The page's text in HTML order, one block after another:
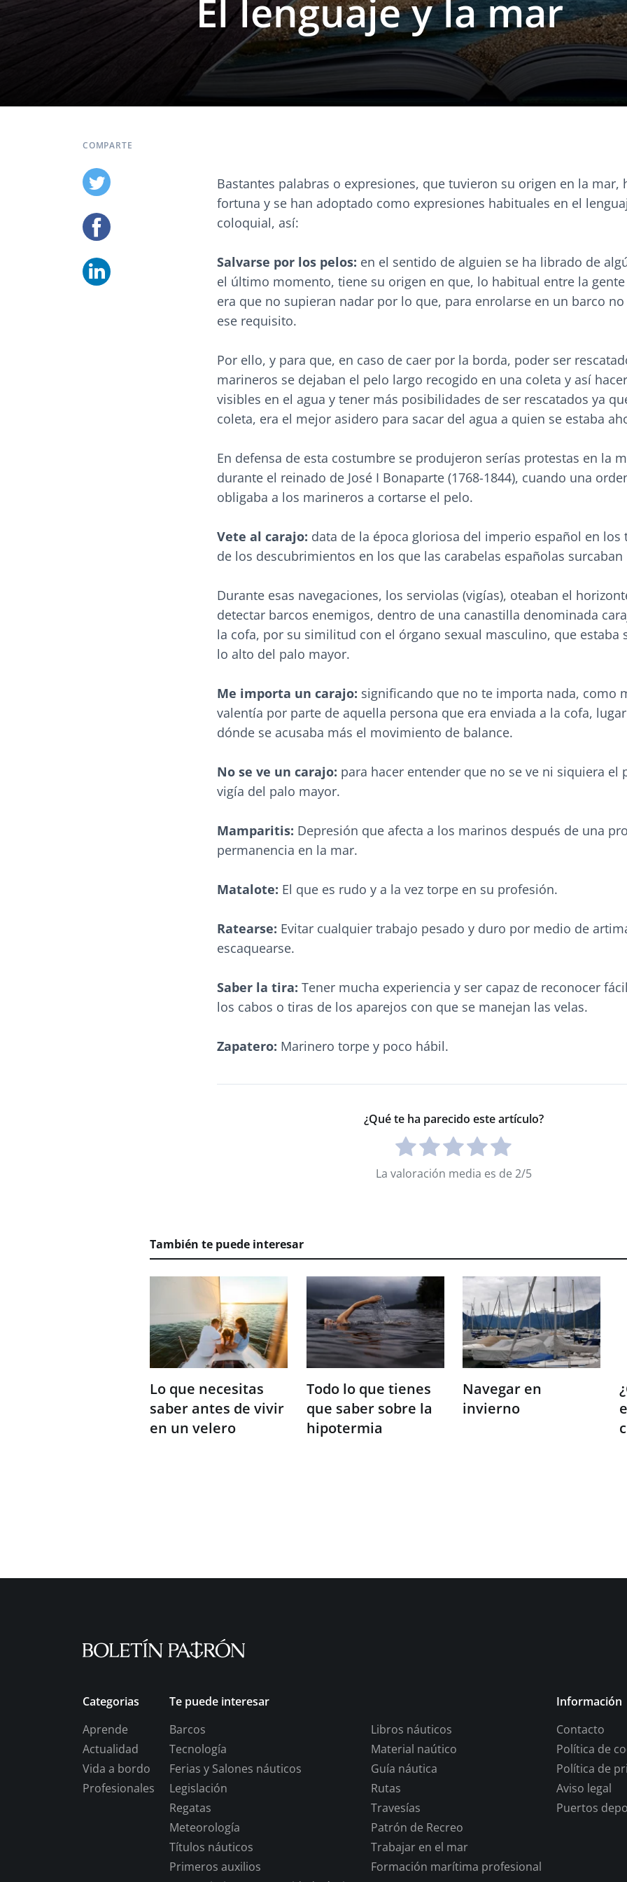
El lenguaje y la mar
COMPARTE
Bastantes palabras o expresiones, que tuvieron su origen en la mar,
fortuna y se han adoptado como expresiones habituales en el
coloquial, así:
Salvarse por los pelos: en el sentido de alguien se ha librado de
el último momento, tiene su origen en que, lo habitual entre la
era que no supieran nadar por lo que, para enrolarse en un barco no
ese requisito.
Por ello, y para que, en caso de caer por la borda, poder ser
marineros se dejaban el pelo largo recogido en una coleta y así
visibles en el agua y tener más posibilidades de ser rescatados ya
coleta, era el mejor asidero para sacar del agua a quien se estaba
En defensa de esta costumbre se produjeron serías protestas en la
durante el reinado de José I Bonaparte (1768-1844), cuando una
obligaba a los marineros a cortarse el pelo.
Vete al carajo: data de la época gloriosa del imperio español en los
de los descubrimientos en los que las carabelas españolas surcaban
Durante esas navegaciones, los serviolas (vigías), oteaban el
detectar barcos enemigos, dentro de una canastilla denominada
la cofa, por su similitud con el órgano sexual masculino, que estaba
lo alto del palo mayor.
Me importa un carajo: significando que no te importa nada, como
valentía por parte de aquella persona que era enviada a la cofa,
dónde se acusaba más el movimiento de balance.
No se ve un carajo: para hacer entender que no se ve ni siquiera el
vigía del palo mayor.
Mamparitis: Depresión que afecta a los marinos después de una
permanencia en la mar.
Matalote: El que es rudo y a la vez torpe en su profesión.
Ratearse: Evitar cualquier trabajo pesado y duro por medio de
escaquearse.
Saber la tira: Tener mucha experiencia y ser capaz de reconocer
los cabos o tiras de los aparejos con que se manejan las velas.
Zapatero: Marinero torpe y poco hábil.
¿Qué te ha parecido este artículo?
La valoración media es de 2/5
También te puede interesar
Lo que necesitas
saber antes de vivir
en un velero
Todo lo que tienes
que saber sobre la
hipotermia
Navegar en
invierno
Categorias
Aprende
Actualidad
Vida a bordo
Profesionales
Te puede interesar
Barcos
Tecnología
Ferias y Salones náuticos
Legislación
Regatas
Meteorología
Títulos náuticos
Primeros auxilios
Libros náuticos
Material naútico
Guía náutica
Rutas
Travesías
Patrón de Recreo
Trabajar en el mar
Formación marítima profesional
Información
Contacto
Política de
Política de
Aviso legal
Puertos